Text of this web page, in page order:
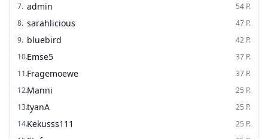
7. admin 54 P.
8. sarahlicious 47 P.
9. bluebird 42 P.
10.Emse5 37 P.
11.Fragemoewe 37 P.
12.Manni 25 P.
13.tyanA 25 P.
14.Kekusss111 25 P.